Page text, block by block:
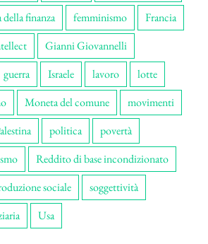
finanza femminismo
Francia
Gianni Giovannelli
guerra Israele lavoro
lotte
Moneta del comune
movimenti
politica
povertà
Reddito di base incondizionato
sociale
soggettività
Usa